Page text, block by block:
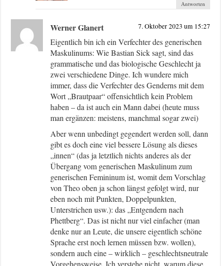
Antworten
Werner Glanert 7. Oktober 2023 um 15:27
Eigentlich bin ich ein Verfechter des generischen
Maskulinums: Wie Bastian Sick sagt, sind das
grammatische und das biologische Geschlecht ja
zwei verschiedene Dinge. Ich wundere mich
immer, dass die Verfechter des Genderns mit dem
Wort „Brautpaar“ offensichtlich kein Problem
haben – da ist auch ein Mann dabei (heute muss
man ergänzen: meistens, manchmal sogar zwei)
Aber wenn unbedingt gegendert werden soll, dann
gibt es doch eine viel bessere Lösung als dieses
„innen“ (das ja letztlich nichts anderes als der
Übergang vom generischen Maskulinum zum
generischen Femininum ist, womit dem Vorschlag
von Theo oben ja schon längst gefolgt wird, nur
eben noch mit Punkten, Doppelpunkten,
Unterstrichen usw.): das „Entgendern nach
Phettberg“. Das ist nicht nur viel einfacher (man
denke nur an Leute, die unsere eigentlich schöne
Sprache erst noch lernen müssen bzw. wollen),
sondern auch eine – wirklich – geschlechtsneutrale
Vorgehensweise. Ich verstehe nicht, warum diese